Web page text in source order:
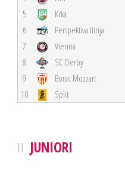
5
Krka
6
Perspektiva Ilirija
7
Vienna
8
SC Derby
9
Borac Mozzart
10
Split
JUNIORI